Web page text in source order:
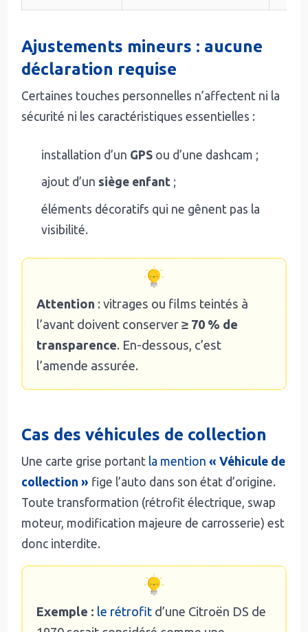
Ajustements mineurs : aucune
déclaration requise
Certaines touches personnelles n’affectent ni la
sécurité ni les caractéristiques essentielles :
installation d’un GPS ou d’une dashcam ;
ajout d’un siège enfant ;
éléments décoratifs qui ne gênent pas la
visibilité.
Attention : vitrages ou films teintés à
l’avant doivent conserver ≥ 70 % de
transparence. En-dessous, c’est
l’amende assurée.
Cas des véhicules de collection
Une carte grise portant la mention« Véhicule de
collection » fige l’auto dans son état d’origine.
Toute transformation (rétrofit électrique, swap
moteur, modification majeure de carrosserie) est
donc interdite.
Exemple : le rétrofitd’une Citroën DS de